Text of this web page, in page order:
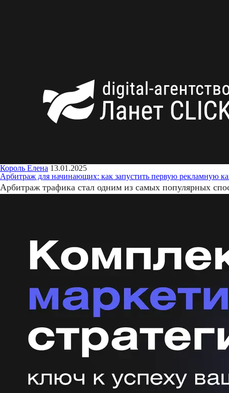
Король Елена 13.01.2025
Арбитраж для начинающих: как запустить первую рекламную
Арбитраж трафика стал одним из самых популярных